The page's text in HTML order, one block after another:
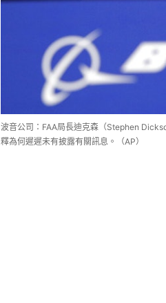
波音公司：FAA局長迪克森（Stephen
釋為何遲遲未有披露有關訊息。（AP）